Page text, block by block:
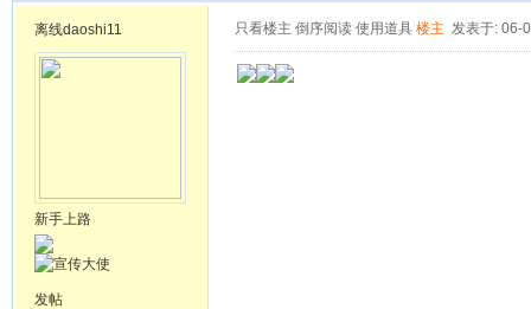
离线daoshi11
新手上路
发帖
只看楼主 倒序阅读 使用道具 楼主 发表于: 06-